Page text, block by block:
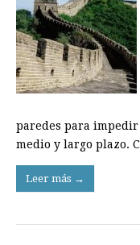
paredes para
medio y largo plazo.
Leer más →